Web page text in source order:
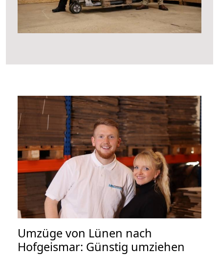
Umzüge von Lünen nach
Hofgeismar: Günstig umziehen